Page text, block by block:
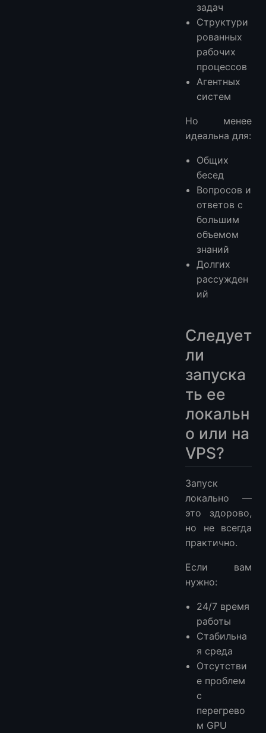
задач
Структури
рованных
рабочих
процессов
Агентных
систем
Но менее
идеальна для:
Общих
бесед
Вопросов и
ответов с
большим
объемом
знаний
Долгих
рассужден
ий
Следует
ли
запуска
ть ее
локальн
о или на
VPS?
Запуск
локально —
это здорово,
но не всегда
практично.
Если вам
нужно:
24/7 время
работы
Стабильна
я среда
Отсутстви
е проблем
с
перегрево
м GPU